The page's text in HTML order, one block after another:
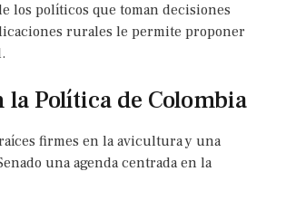
los políticos que toman decisiones
rurales le permite proponer
Política de Colombia
firmes en la avicultura y una
una agenda centrada en la